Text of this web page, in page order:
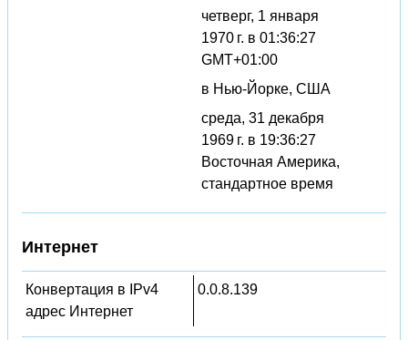
четверг, 1 января
1970 г. в 01:36:27
GMT+01:00
в Нью-Йорке, США
среда, 31 декабря
1969 г. в 19:36:27
Восточная Америка,
стандартное время
Интернет
Конвертация в IPv4
адрес Интернет
0.0.8.139